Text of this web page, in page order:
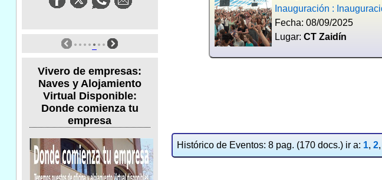
Vivero de empresas:
Naves y Alojamiento
Virtual Disponible:
Donde comienza tu
empresa
Inauguración :
Fecha: 08/09/2025
Lugar: CT Zaidín
Histórico de Eventos: 8 pag. (170 docs.) ir a: 1, 2,